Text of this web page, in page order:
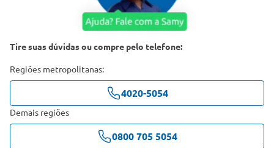
Tire suas dúvidas ou compre pelo telefone:
Regiões metropolitanas:
4020-5054
Demais regiões
0800 705 5054